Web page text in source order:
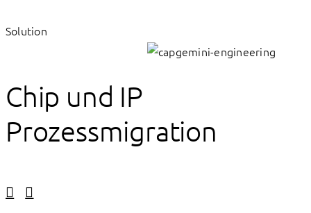
Solution
Chip und IP
Prozessmigration